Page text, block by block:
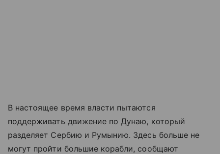
В настоящее время власти пытаются
поддерживать движение по Дунаю, который
разделяет Сербию и Румынию. Здесь больше не
могут пройти большие корабли, сообщают